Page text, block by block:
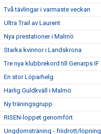
Två tävlingar i varmaste veckan
Ultra Trail av Laurent
Nya prestationer i Malmö
Starka kvinnor i Landskrona
Tre nya klubbrekord till Genarps IF
En stor Löparhelg
Härlig Guldkväll i Malmö
Ny träningsgrupp
RISEN-loppet genomfört
Ungdomsträning - friidrott/löpning